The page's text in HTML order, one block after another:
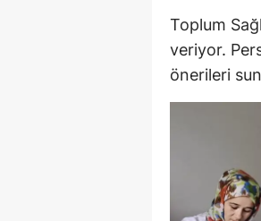
Toplum
veriyor.
önerileri